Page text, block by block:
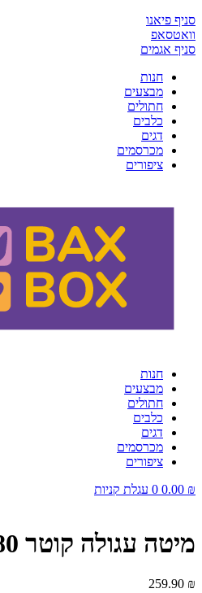
סניף פיאנו
וואטסאפ
סניף אגמים
חנות
מבצעים
חתולים
כלבים
דגים
מכרסמים
ציפורים
חנות
מבצעים
חתולים
כלבים
דגים
מכרסמים
ציפורים
0.00 ₪
0 עגלת קניות
מיטה עגולה קוטר 80סמ
259.90 ₪